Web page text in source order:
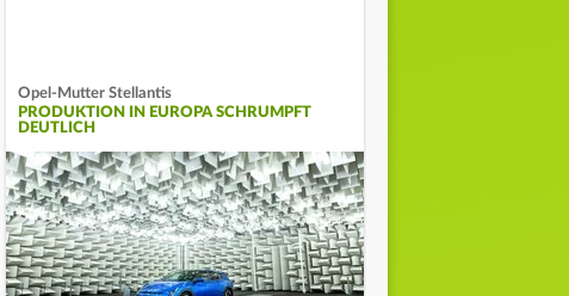
Opel-Mutter Stellantis
PRODUKTION IN EUROPA SCHRUMPFT
DEUTLICH